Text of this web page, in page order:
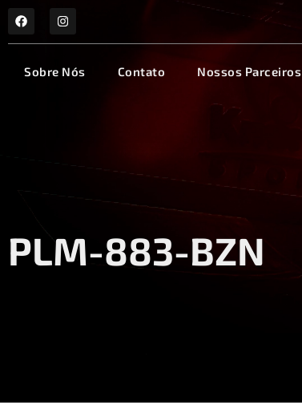
Sobre Nós Contato Nossos Parceiros
PLM-883-BZN